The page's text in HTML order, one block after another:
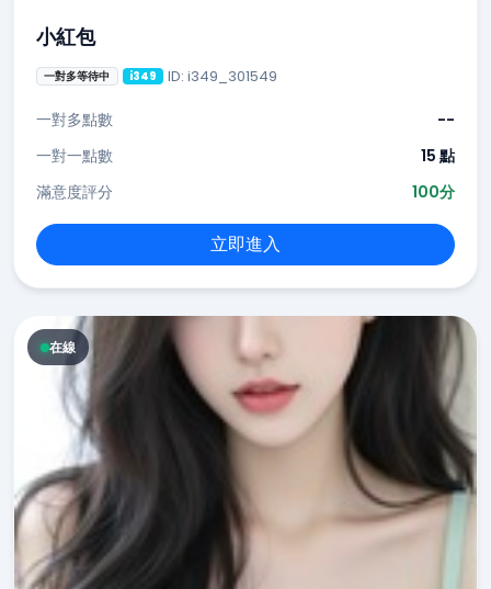
小紅包
一對多等待中 i349 ID: i349_301549
一對多點數
--
一對一點數
15 點
滿意度評分
100分
立即進入
在線